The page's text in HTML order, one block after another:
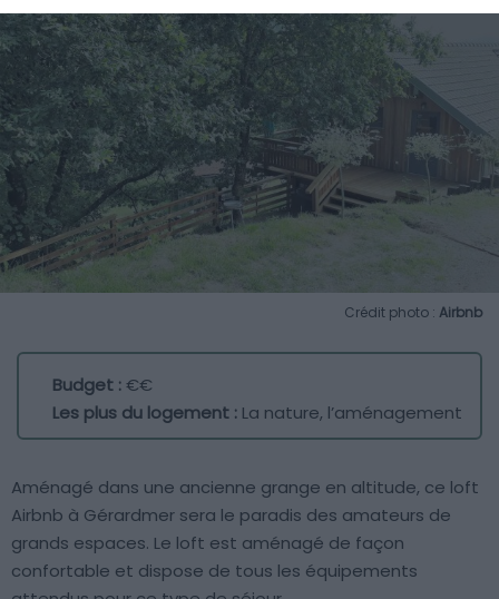
Crédit photo : Airbnb
Budget :€€
Les plus du logement : La nature, l’aménagement
Aménagé dans une ancienne grange en altitude, ce loft
Airbnb à Gérardmer sera le paradis des amateurs de
grands espaces. Le loft est aménagé de façon
confortable et dispose de tous les équipements